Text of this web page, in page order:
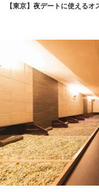
【東京】夜デートに使える